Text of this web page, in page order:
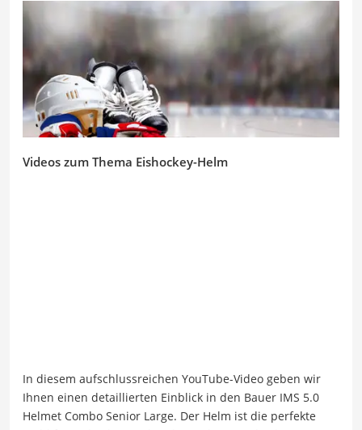
Videos zum Thema Eishockey-Helm
In diesem aufschlussreichen YouTube-Video geben wir
Ihnen einen detaillierten Einblick in den Bauer IMS 5.0
Helmet Combo Senior Large. Der Helm ist die perfekte